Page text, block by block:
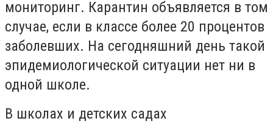
мониторинг. Карантин объявляется в том
случае, если в классе более 20 процентов
заболевших. На сегодняшний день такой
эпидемиологической ситуации нет ни в
одной школе.
В школах и детских садах